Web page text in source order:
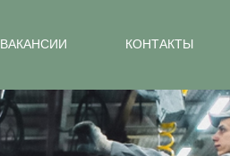
ВАКАНСИИ КОНТАКТЫ